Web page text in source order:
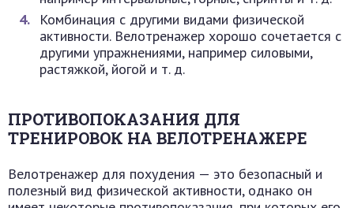
Комбинация с другими видами физической
активности. Велотренажер хорошо сочетается с
другими упражнениями, например силовыми,
растяжкой, йогой и т. д.
ПРОТИВОПОКАЗАНИЯ ДЛЯ
ТРЕНИРОВОК НА ВЕЛОТРЕНАЖЕРЕ
Велотренажер для похудения — это безопасный и
полезный вид физической активности, однако он